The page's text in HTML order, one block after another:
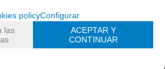
policyConfigurar
las
ACEPTAR Y
CONTINUAR